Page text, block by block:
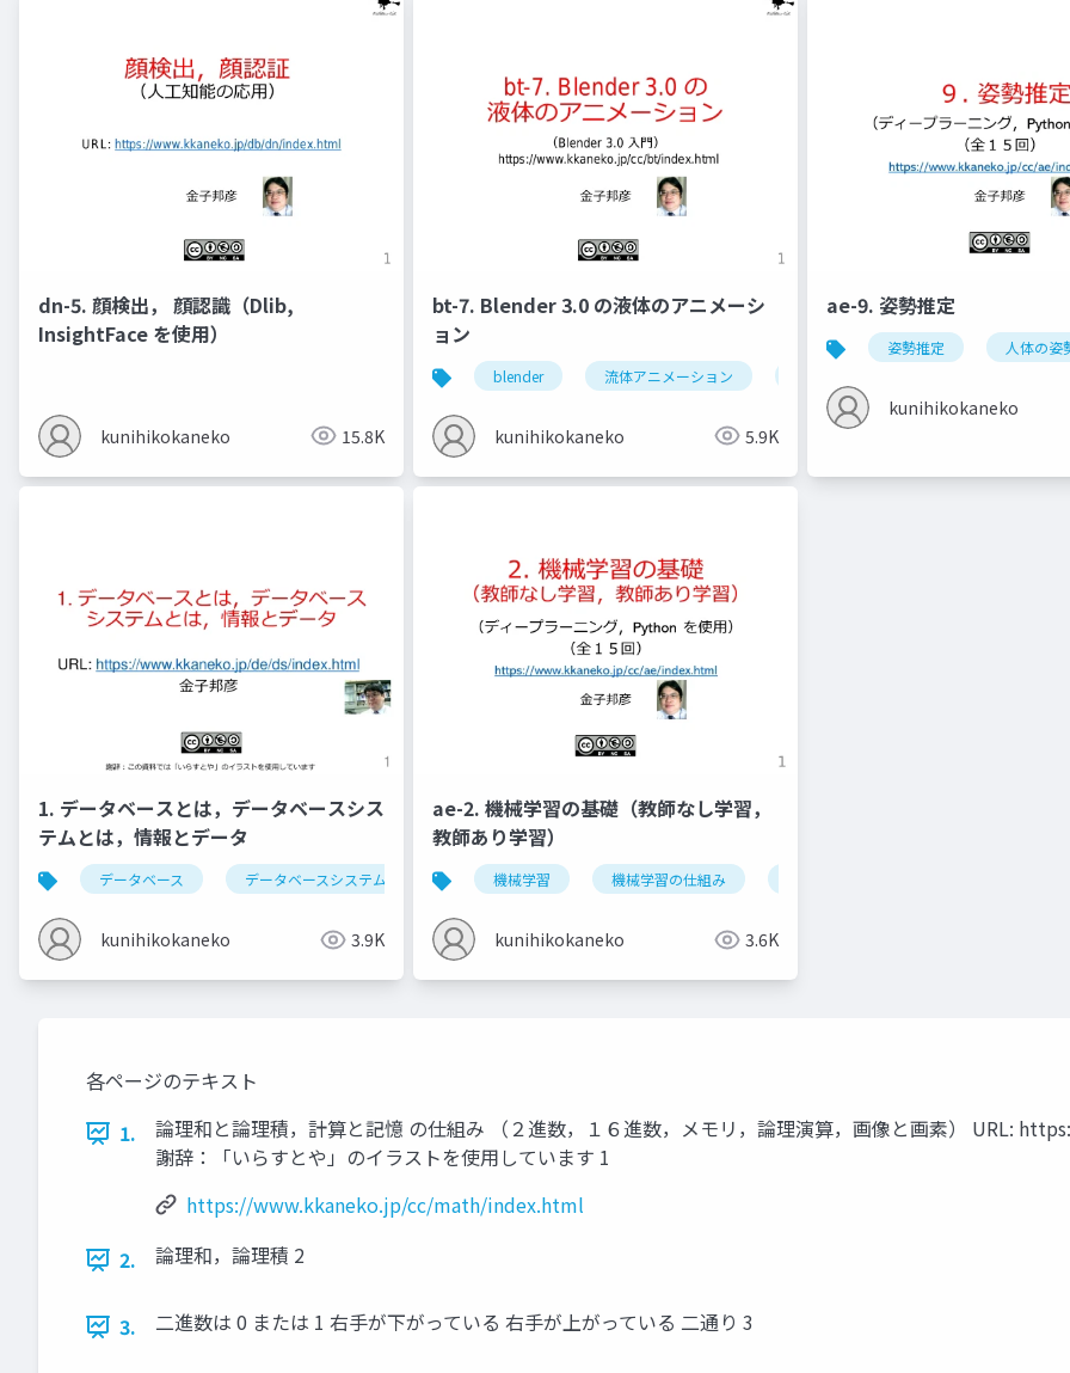
dn-5. 顔検出， 顔認識（Dlib,
InsightFace を使用）
kunihikokaneko 15.8K
bt-7. Blender 3.0 の液体のアニメーシ
ョン
blender 流体アニメーション
kunihikokaneko 5.9K
ae-9. 姿勢推定
姿勢推定 人体の姿
kunihikokaneko
1. データベースとは，データベースシス
テムとは，情報とデータ
データベース データベースシステム 情報とデータ データの種類 オープンデータ
kunihikokaneko 3.9K
ae-2. 機械学習の基礎（教師なし学習，
教師あり学習）
機械学習 機械学習の仕組み
kunihikokaneko 3.6K
各ページのテキスト
1.
論理和と論理積，計算と記憶 の仕組み （２進数，１６進数，メモリ，論理演算，画像と画素） URL:
謝辞：「いらすとや」のイラストを使用しています 1
https://www.kkaneko.jp/cc/math/index.html
2.
論理和，論理積 2
3. 二進数は 0 または 1 右手が下がっている 右手が上がっている 二通り 3